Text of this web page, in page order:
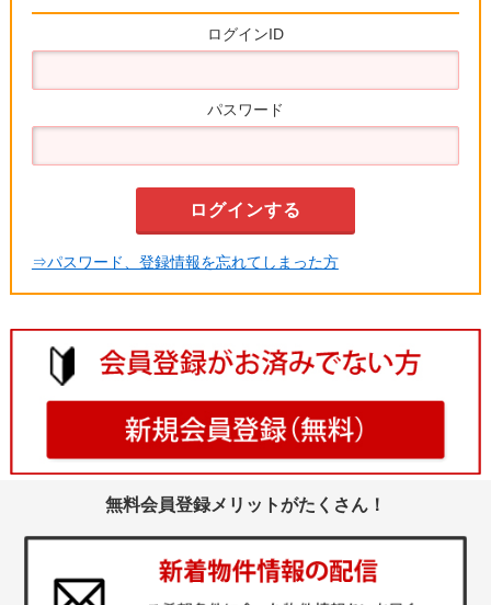
ログインID
パスワード
⇒パスワード、登録情報を忘れてしまった方
無料会員登録メリットがたくさん！